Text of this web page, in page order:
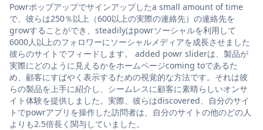
Powrポップアップでサインアップしたa small amount of time
で、彼らは250％以上（600以上の実際の連絡先）の連絡先を
growすることができ、steadilyはpowrソーシャルを利用して
6000人以上のフォロワーにソーシャルメディアを成長させました
彼らのサイトでフィードします。 added powr sliderは、製品が
実際にどのように見えるかをホームページcoming toであるた
め、顧客にすばやく表示するための視覚的な方法です。それは彼
らの製品を上手に紹介し、シームレスに顧客に素晴らしいオンサ
イト体験を提供しました。実際、彼らはdiscovered、自分のサイ
トでpowrアプリを操作した訪問者は、自分のサイトの他のどの人
よりも2.5倍長く関与していました。